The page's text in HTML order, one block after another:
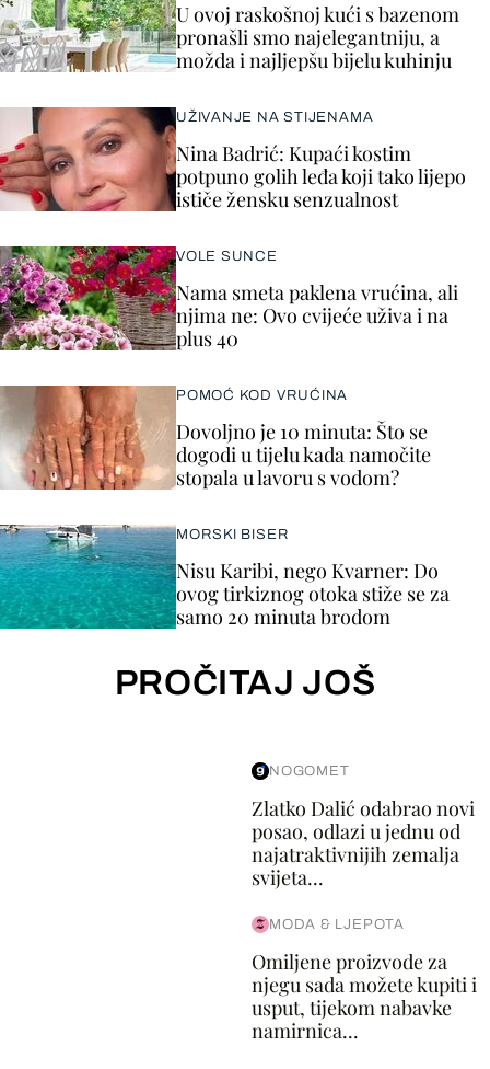
U ovoj raskošnoj kući s bazenom
pronašli smo najelegantniju, a
možda i najljepšu bijelu kuhinju
UŽIVANJE NA STIJENAMA
Nina Badrić: Kupaći kostim
potpuno golih leđa koji tako lijepo
ističe žensku senzualnost
VOLE SUNCE
Nama smeta paklena vrućina, ali
njima ne: Ovo cvijeće uživa i na
plus 40
POMOĆ KOD VRUĆINA
Dovoljno je 10 minuta: Što se
dogodi u tijelu kada namočite
stopala u lavoru s vodom?
MORSKI BISER
Nisu Karibi, nego Kvarner: Do
ovog tirkiznog otoka stiže se za
samo 20 minuta brodom
PROČITAJ JOŠ
NOGOMET
Zlatko Dalić odabrao novi
posao, odlazi u jednu od
najatraktivnijih zemalja
svijeta...
MODA & LJEPOTA
Omiljene proizvode za
njegu sada možete kupiti i
usput, tijekom nabavke
namirnica...